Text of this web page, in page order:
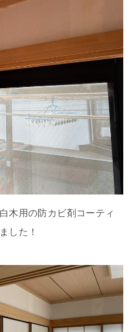
木用の防カビ剤コーティ
した！